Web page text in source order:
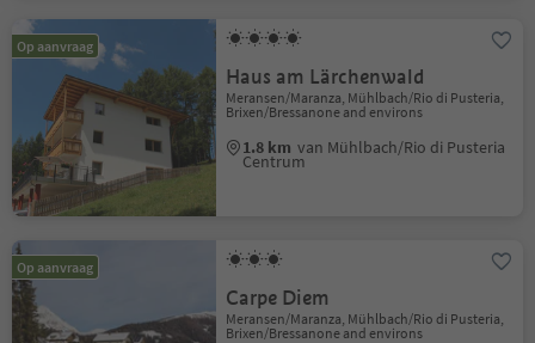
Op aanvraag
Haus am Lärchenwald
Meransen/Maranza, Mühlbach/Rio di Pusteria,
Brixen/Bressanone and environs
1.8 km van Mühlbach/Rio di Pusteria
Centrum
Op aanvraag
Carpe Diem
Meransen/Maranza, Mühlbach/Rio di Pusteria,
Brixen/Bressanone and environs